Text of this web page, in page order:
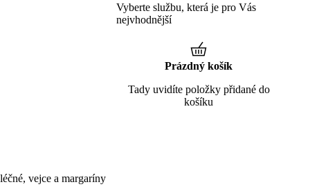
vejce a margaríny
Vyberte službu, která je pro Vás
nejvhodnější
Prázdný košík
Tady uvidíte položky přidané do
košíku